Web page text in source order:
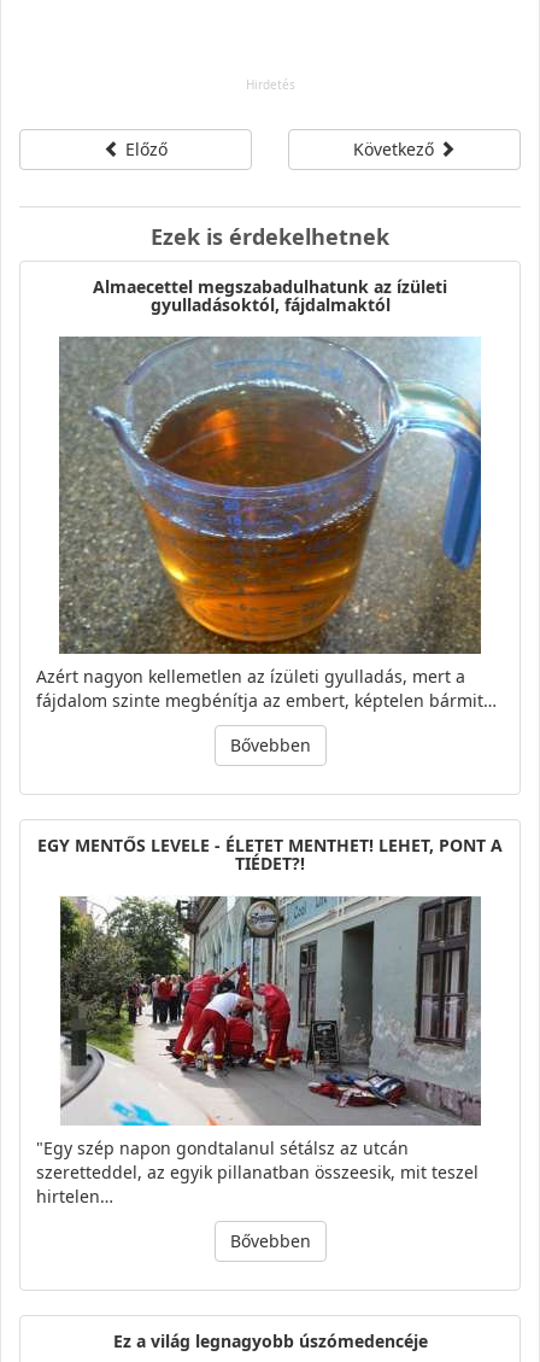
Előző Következő
Ezek is érdekelhetnek
Almaecettel megszabadulhatunk az ízületi
gyulladásoktól, fájdalmaktól
Azért nagyon kellemetlen az ízületi gyulladás, mert a
fájdalom szinte megbénítja az embert, képtelen bármit…
Bővebben
EGY MENTŐS LEVELE - ÉLETET MENTHET! LEHET, PONT A
TIÉDET?!
"Egy szép napon gondtalanul sétálsz az utcán
szeretteddel, az egyik pillanatban összeesik, mit teszel
hirtelen…
Bővebben
Ez a világ legnagyobb úszómedencéje